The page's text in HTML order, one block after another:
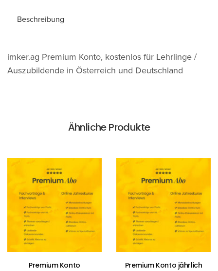
Beschreibung
imker.ag Premium Konto, kostenlos für Lehrlinge /
Auszubildende in Österreich und Deutschland
Ähnliche Produkte
Premium Konto Premium Konto jährlich